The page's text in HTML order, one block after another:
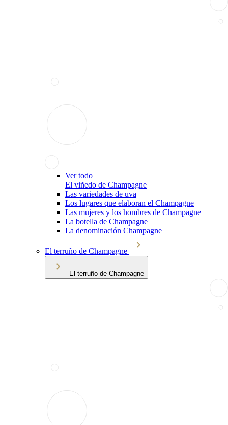
Ver todo
El viñedo de Champagne
Las variedades de uva
Los lugares que elaboran el Champagne
Las mujeres y los hombres de Champagne
La botella de Champagne
La denominación Champagne
El terruño de Champagne
El terruño de Champagne